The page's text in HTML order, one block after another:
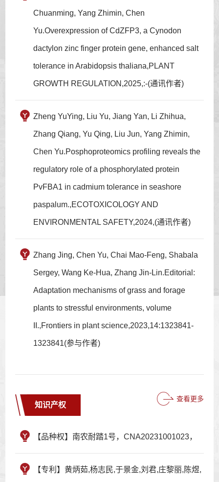
Chuanming, Yang Zhimin, Chen
Yu.Overexpression of CdZFP3, a Cynodon
dactylon zinc finger protein gene, enhanced salt
tolerance in Arabidopsis thaliana,PLANT
GROWTH REGULATION,2025,:-(通讯作者)
Zheng YuYing, Liu Yu, Jiang Yan, Li Zhihua,
Zhang Qiang, Yu Qing, Liu Jun, Yang Zhimin,
Chen Yu.Posphoproteomics profiling reveals the
regulatory role of a phosphorylated protein
PvFBA1 in cadmium tolerance in seashore
paspalum.,ECOTOXICOLOGY AND
ENVIRONMENTAL SAFETY,2024,(通讯作者)
Zhang Jing, Chen Yu, Chai Mao-Feng, Shabala
Sergey, Wang Ke-Hua, Zhang Jin-Lin.Editorial:
Adaptation mechanisms of grass and forage
plants to stressful environments, volume
II.,Frontiers in plant science,2023,14:1323841-
1323841(参与作者)
知识产权
查看更多
【品种权】南农耐踏1号，CNA20231001023，
【专利】黄炳茹,杨志民,于景金,刘君,庄黎丽,陈煜,